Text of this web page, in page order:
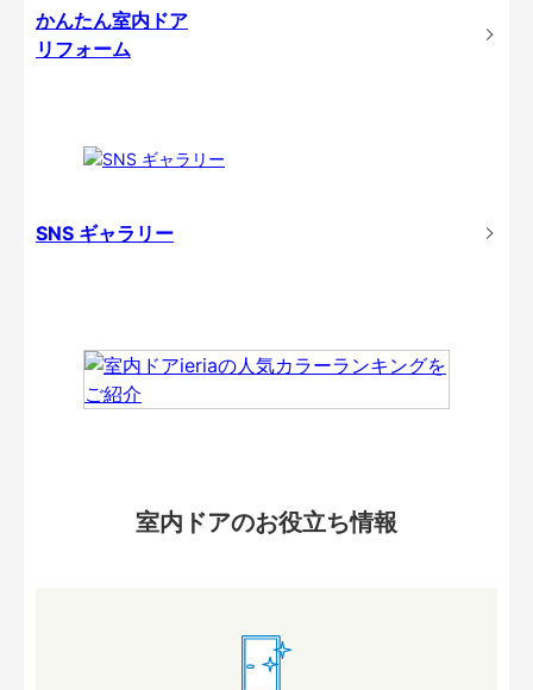
かんたん室内ドア
リフォーム
SNS ギャラリー
室内ドアのお役立ち情報